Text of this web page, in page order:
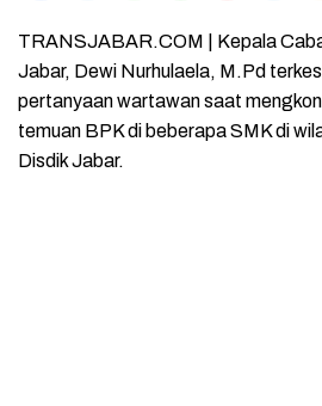
TRANSJABAR.COM | Kepala
Jabar, Dewi Nurhulaela, M.Pd
pertanyaan wartawan saat
temuan BPK di beberapa SMK di
Disdik Jabar.